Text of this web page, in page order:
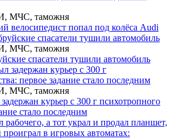
МЧС, таможня
велосипедист попал под колёса Audi
МЧС, таможня
спасатели тушили автомобиль
МЧС, таможня
курьер с 300 г психотропного
стало последним